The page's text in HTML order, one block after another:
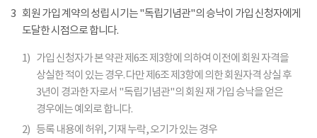
3 회원 가입 계약의 성립 시기는 "독립기념관"의 승낙이 가입 신청자에게
도달한 시점으로 합니다.
1) 가입 신청자가 본 약관 제6조 제3항에 의하여 이전에 회원 자격을
상실한 적이 있는 경우. 다만 제6조 제3항에 의한 회원자격 상실 후
3년이 경과한 자로서 "독립기념관"의 회원 재 가입 승낙을 얻은
경우에는 예외로 합니다.
2) 등록 내용에 허위, 기재 누락, 오기가 있는 경우